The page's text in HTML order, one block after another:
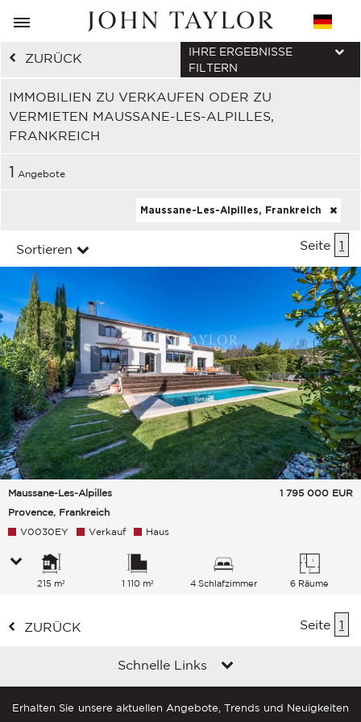
ZURÜCK
IMMOBILIEN ZU VERKAUFEN ODER ZU
VERMIETEN MAUSSANE-LES-ALPILLES,
FRANKREICH
IHRE ERGEBNISSE
FILTERN
1 Angebote
Maussane-Les-Alpilles, Frankreich
Sortieren Seite 1
Maussane-Les-Alpilles
Provence, Frankreich
1 795 000 EUR
V0030EY Verkauf Haus
215 m² 1 110 m² 4 Schlafzimmer 6 Räume
ZURÜCK Seite 1
Schnelle Links
Erhalten Sie unsere aktuellen Angebote, Trends und Neuigkeiten